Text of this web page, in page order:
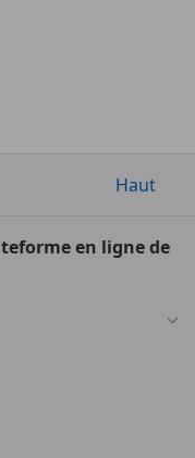
Haut
en ligne de